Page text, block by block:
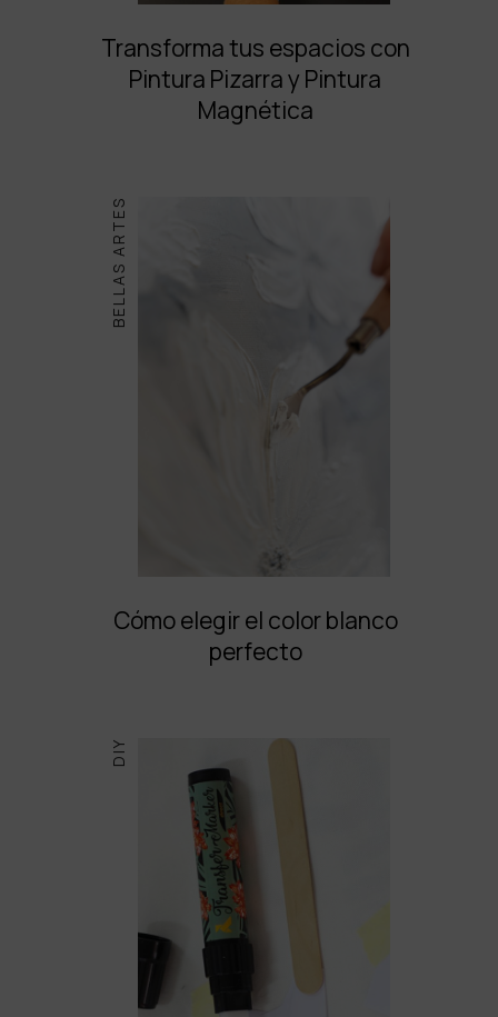
Transforma tus espacios con
Pintura Pizarra y Pintura
Magnética
BELLAS ARTES
Cómo elegir el color blanco
perfecto
DIY